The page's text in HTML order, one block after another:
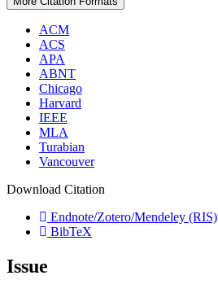
ACM
ACS
APA
ABNT
Chicago
Harvard
IEEE
MLA
Turabian
Vancouver
Download Citation
Endnote/Zotero/Mendeley (RIS)
BibTeX
Issue